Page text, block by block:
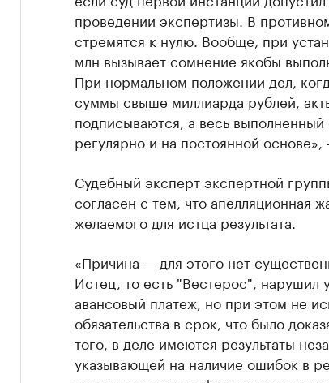
проведении экспертизы. В
стремятся к нулю. Вообще, при
млн вызывает сомнение якобы
При нормальном положении дел,
суммы свыше миллиарда рублей,
подписываются, а весь
регулярно и на постоянной
Судебный эксперт экспертной
согласен с тем, что апелляционная
желаемого для истца результата.
«Причина — для этого нет
Истец, то есть "Вестерос", нарушил
авансовый платеж, но при этом не
обязательства в срок, что было
того, в деле имеются результаты
указывающей на наличие ошибок в